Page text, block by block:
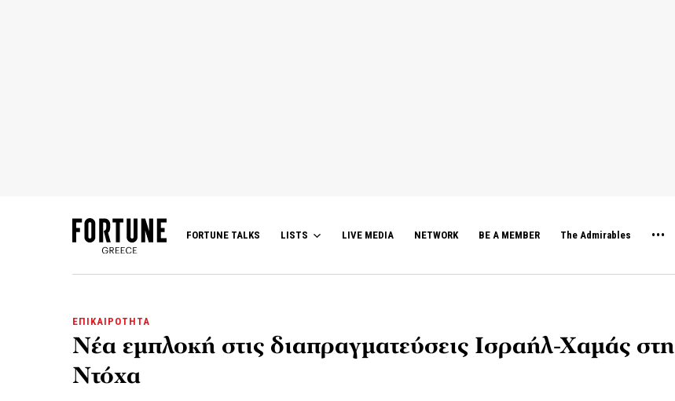
FORTUNE TALKS LISTS LIVE MEDIA NETWORK BE A MEMBER The Admirables
ΕΠΙΚΑΙΡΟΤΗΤΑ
Νέα εμπλοκή στις διαπραγματεύσεις Ισραήλ-Χαμάς στη
Ντόχα